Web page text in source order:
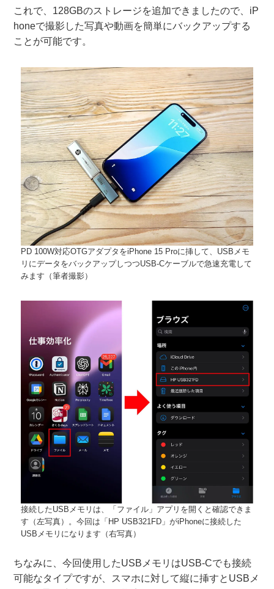
これで、128GBのストレージを追加できましたので、iP
honeで撮影した写真や動画を簡単にバックアップする
ことが可能です。
PD 100W対応OTGアダプタをiPhone 15 Proに挿して、USBメモ
リにデータをバックアップしつつUSB-Cケーブルで急速充電して
みます（筆者撮影）
接続したUSBメモリは、「ファイル」アプリを開くと確認できま
す（左写真）。今回は「HP USB321FD」がiPhoneに接続した
USBメモリになります（右写真）
ちなみに、今回使用したUSBメモリはUSB-Cでも接続
可能なタイプですが、スマホに対して縦に挿すとUSBメ